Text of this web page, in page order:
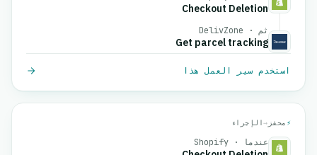
Checkout Deletion
ثم · DelivZone
Get parcel tracking
استخدم سير العمل هذا
⚡ محفز →الإجراء
عندما · Shopify